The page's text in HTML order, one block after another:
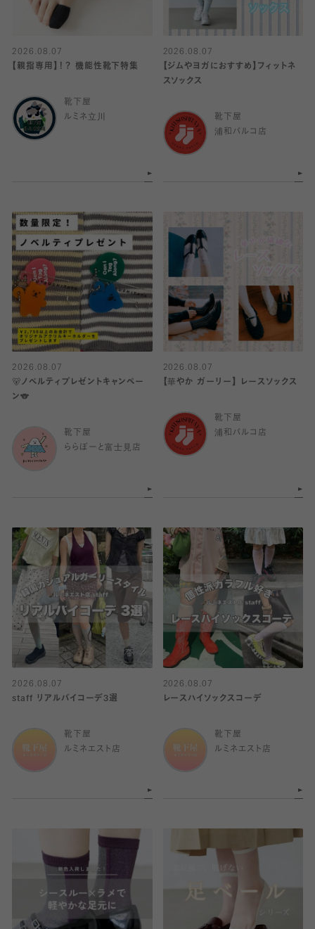
2026.08.07
【親指専用】！？ 機能性靴下特集
靴下屋
ルミネ立川
2026.08.07
【ジムやヨガにおすすめ】フィットネ
スソックス
靴下屋
浦和パルコ店
2026.08.07
🐻ノベルティプレゼントキャンペー
ン🐨
靴下屋
ららぽーと富士見店
2026.08.07
【華やか ガーリー】 レースソックス
靴下屋
浦和パルコ店
2026.08.07
staff リアルバイコーデ3選
靴下屋
ルミネエスト店
2026.08.07
レースハイソックスコーデ
靴下屋
ルミネエスト店